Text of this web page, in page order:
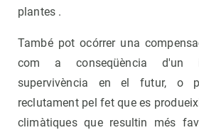
plantes .
També pot ocórrer una
com a conseqüència d'un
supervivència en el futur, o
reclutament pel fet que es
climàtiques que resultin més